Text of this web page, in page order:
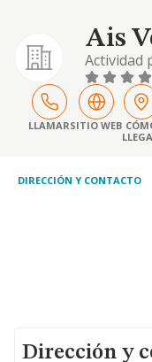
Ais
Actividad
cnae l
eventos;
LLAMARSITIO WEB
DIRECCIÓN Y CONTACTO
Dirección y